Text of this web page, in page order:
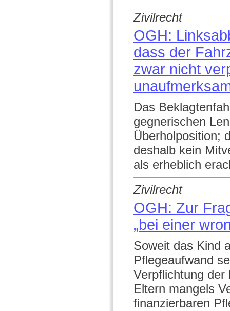
Zivilrecht
OGH:
dass der
zwar nicht
Das
gegnerischen
Überholposition;
deshalb kein
als erheblich
Zivilrecht
OGH: Zur
„bei einer
Soweit das Kind
Pflegeaufwand
Verpflichtung
Eltern mangels
finanzierbaren